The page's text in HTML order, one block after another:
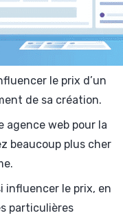
le prix d’un
de sa création.
agence web pour la
beaucoup plus cher
influencer le prix, en
particulières